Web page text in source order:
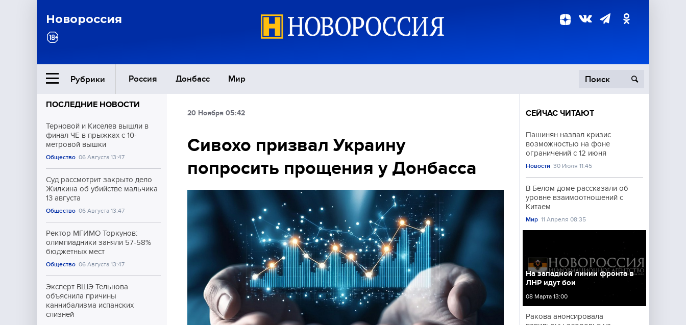
Новороссия
Рубрики Россия Донбасс Мир
Ближний Восток
Общество
Экономика
Происшествия
Культура
ПОСЛЕДНИЕ НОВОСТИ
Терновой и Киселёв вышли в
финал ЧЕ в прыжках с 10-
метровой вышки
Общество 06 Августа 13:47
Суд рассмотрит закрыто дело
Жилкина об убийстве мальчика
13 августа
Общество 06 Августа 13:47
Ректор МГИМО Торкунов:
олимпиадники заняли 57-58%
бюджетных мест
Общество 06 Августа 13:47
Эксперт ВШЭ Тельнова
объяснила причины
каннибализма испанских
слизней
20 Ноября 05:42
Сивохо призвал Украину
попросить прощения у Донбасса
СЕЙЧАС ЧИТАЮТ
Пашинян назвал кризис
возможностью на фоне
ограничений с 12 июня
Новости 30 Июля 11:45
В Белом доме рассказали об
уровне взаимоотношений с
Китаем
Мир 11 Апреля 08:35
На западной линии фронта в
ЛНР идут бои
08 Марта 13:00
Ракова анонсировала